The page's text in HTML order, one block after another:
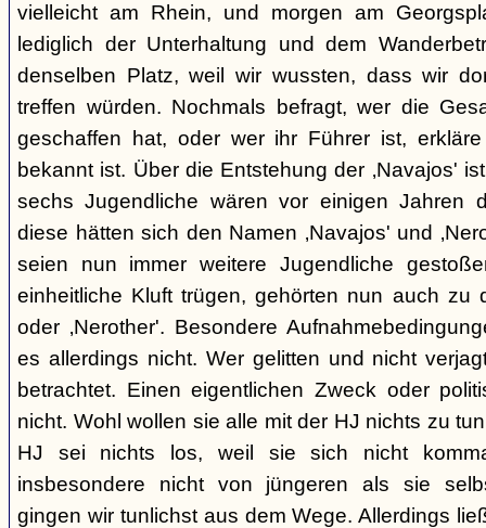
vielleicht am Rhein, und morgen am
lediglich der Unterhaltung und dem
denselben Platz, weil wir wussten, dass wir
treffen würden. Nochmals befragt, wer die
geschaffen hat, oder wer ihr Führer ist,
bekannt ist. Über die Entstehung der ‚Navajos'
sechs Jugendliche wären vor einigen Jahren
diese hätten sich den Namen ‚Navajos' und
seien nun immer weitere Jugendliche
einheitliche Kluft trügen, gehörten nun auch zu
oder ‚Nerother'. Besondere
es allerdings nicht. Wer gelitten und nicht
betrachtet. Einen eigentlichen Zweck oder
nicht. Wohl wollen sie alle mit der HJ nichts zu
HJ sei nichts los, weil sie sich nicht
insbesondere nicht von jüngeren als sie
gingen wir tunlichst aus dem Wege. Allerdings